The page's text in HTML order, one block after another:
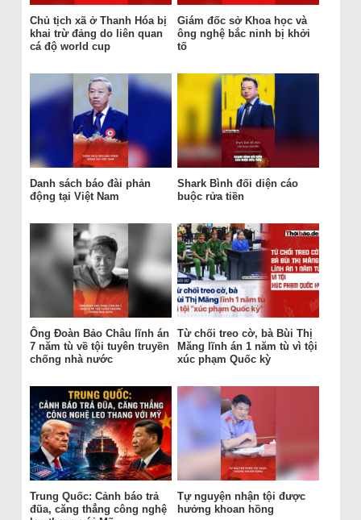
Chủ tịch xã ở Thanh Hóa bị
khai trừ đảng do liên quan
cá độ world cup
Giám đốc sở Khoa học và
ông nghệ bắc ninh bị khởi
tố
Danh sách báo đài phản
động tại Việt Nam
Shark Bình đối diện cáo
buộc rửa tiền
Ông Đoàn Bảo Châu lĩnh án
7 năm tù về tội tuyên truyền
chống nhà nước
Từ chối treo cờ, bà Bùi Thị
Măng lĩnh án 1 năm tù vì tội
xúc phạm Quốc kỳ
Trung Quốc: Cảnh báo trả
đũa, căng thẳng công nghệ
Tự nguyện nhận tội được
hưởng khoan hồng